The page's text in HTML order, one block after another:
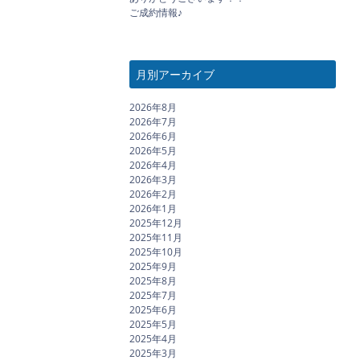
ご成約情報♪
月別アーカイブ
2026年8月
2026年7月
2026年6月
2026年5月
2026年4月
2026年3月
2026年2月
2026年1月
2025年12月
2025年11月
2025年10月
2025年9月
2025年8月
2025年7月
2025年6月
2025年5月
2025年4月
2025年3月